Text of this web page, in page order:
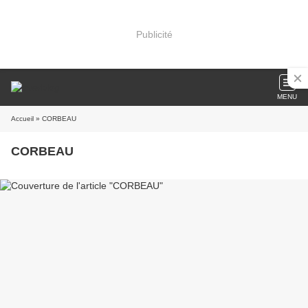
Publicité
MENU
Accueil » CORBEAU
CORBEAU